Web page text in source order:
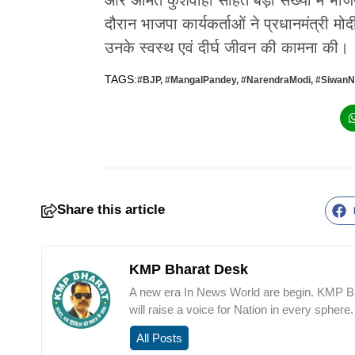
दौरान भाजपा कार्यकर्ताओं ने प्रधानमंत्री
उनके स्वस्थ एवं दीर्घ जीवन की कामना की।
TAGS:#BJP, #MangalPandey, #NarendraModi,
Share this article
KMP Bharat Desk
A new era In News World are begin. KMP
will raise a voice for Nation in every sphere.
All Posts